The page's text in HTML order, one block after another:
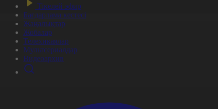
Тікелей эфир
Бағдарлама кестесі
Жаңалықтар
Жобалар
Телехикаялар
Мультсериалдар
Видеоархив